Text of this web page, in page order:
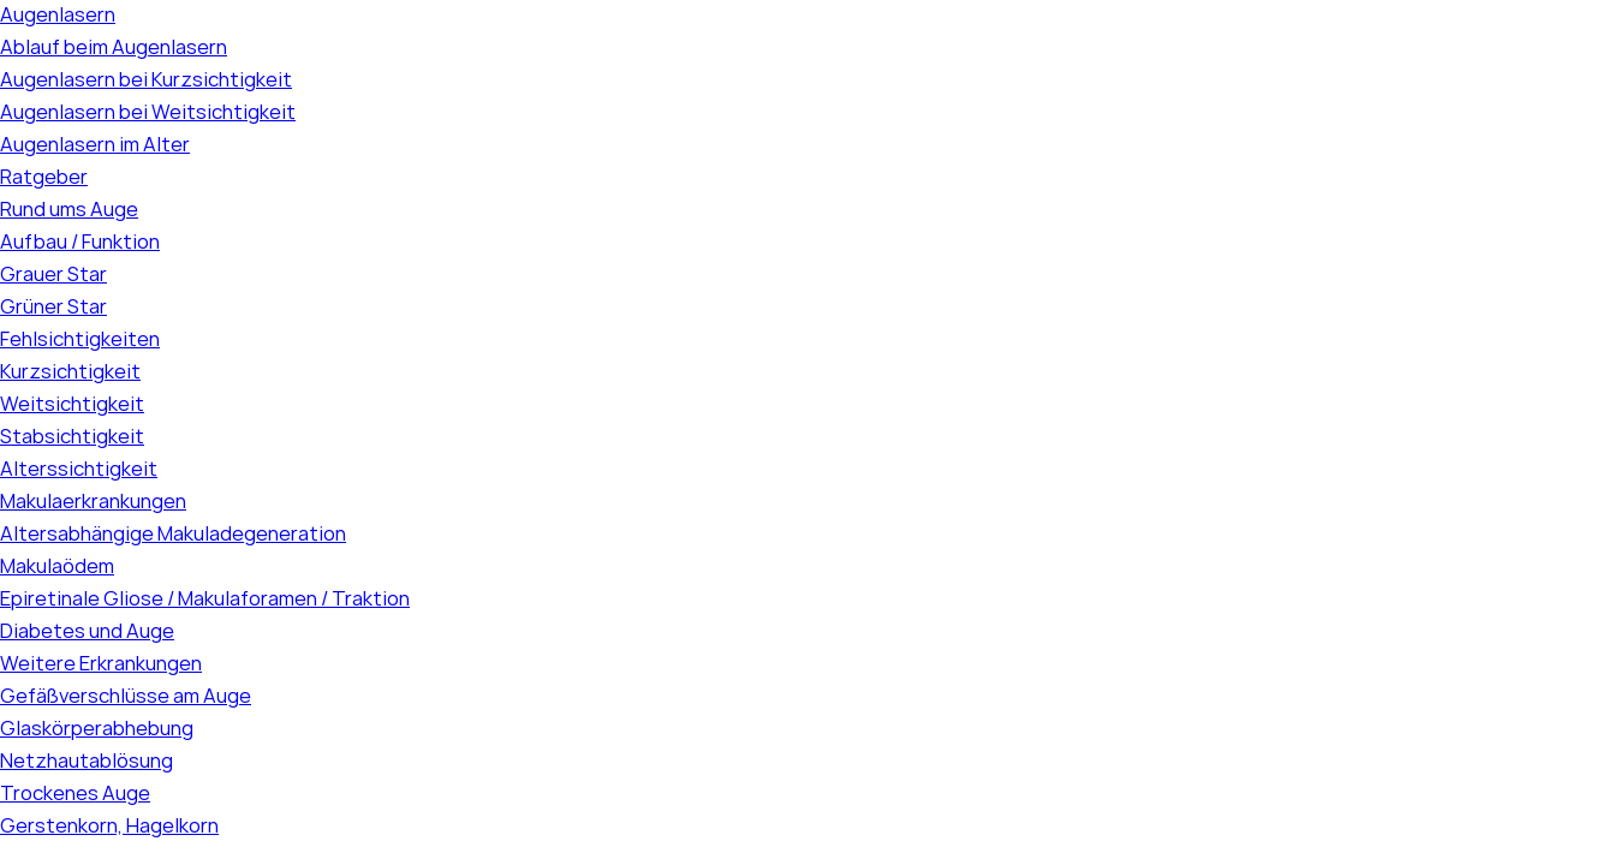
Augenlasern
Ablauf beim Augenlasern
Augenlasern bei Kurzsichtigkeit
Augenlasern bei Weitsichtigkeit
Augenlasern im Alter
Ratgeber
Rund ums Auge
Aufbau / Funktion
Grauer Star
Grüner Star
Fehlsichtigkeiten
Kurzsichtigkeit
Weitsichtigkeit
Stabsichtigkeit
Alterssichtigkeit
Makulaerkrankungen
Altersabhängige Makuladegeneration
Makulaödem
Epiretinale Gliose / Makulaforamen / Traktion
Diabetes und Auge
Weitere Erkrankungen
Gefäßverschlüsse am Auge
Glaskörperabhebung
Netzhautablösung
Trockenes Auge
Gerstenkorn, Hagelkorn